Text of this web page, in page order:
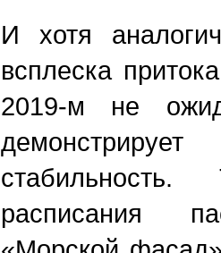
И хотя
всплеска
2019-м не
расписания